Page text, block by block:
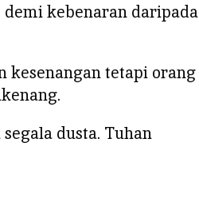
kebenaran daripada
kesenangan tetapi orang
dusta. Tuhan